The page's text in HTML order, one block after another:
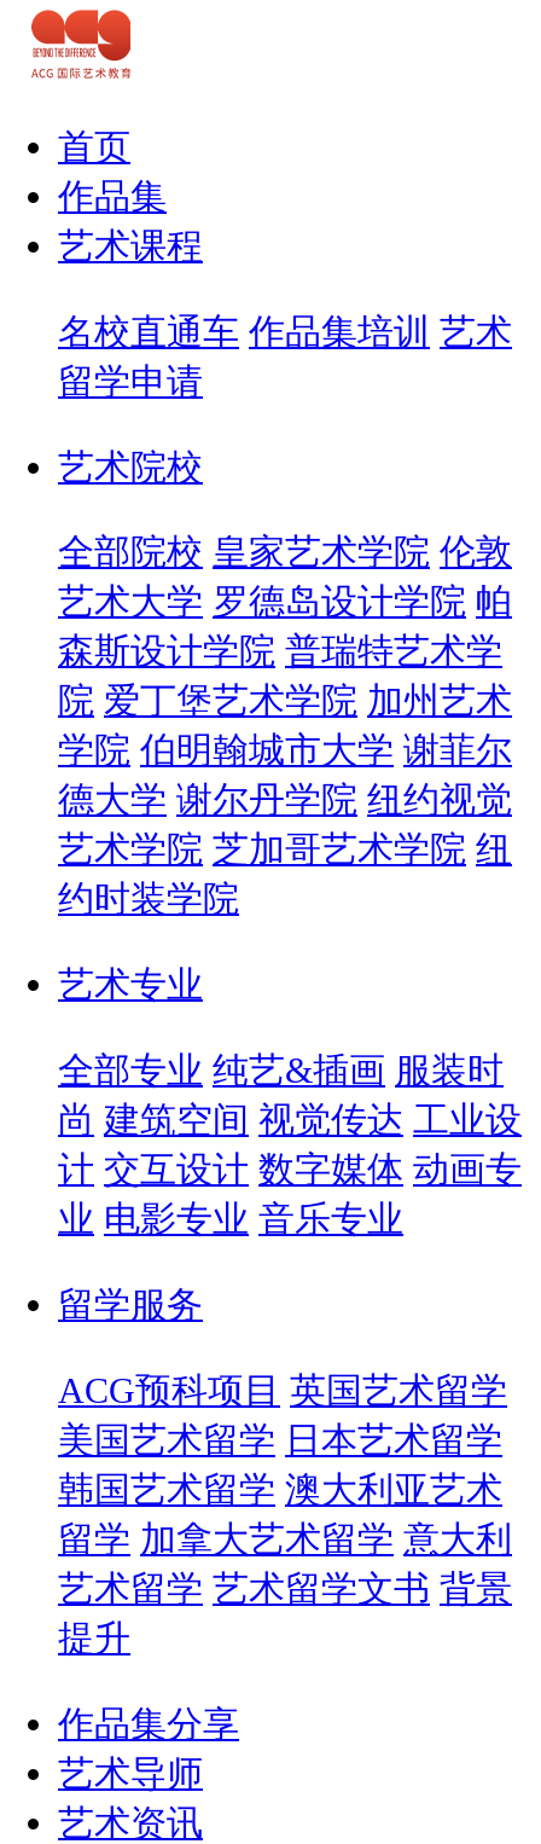
首页
作品集
艺术课程
名校直通车 作品集培训 艺术
留学申请
艺术院校
全部院校 皇家艺术学院 伦敦
艺术大学 罗德岛设计学院 帕
森斯设计学院 普瑞特艺术学
院 爱丁堡艺术学院 加州艺术
学院 伯明翰城市大学 谢菲尔
德大学 谢尔丹学院 纽约视觉
艺术学院 芝加哥艺术学院 纽
约时装学院
艺术专业
全部专业 纯艺&插画 服装时
尚 建筑空间 视觉传达 工业设
计 交互设计 数字媒体 动画专
业 电影专业 音乐专业
留学服务
ACG预科项目 英国艺术留学
美国艺术留学 日本艺术留学
韩国艺术留学 澳大利亚艺术
留学 加拿大艺术留学 意大利
艺术留学 艺术留学文书 背景
提升
作品集分享
艺术导师
艺术资讯